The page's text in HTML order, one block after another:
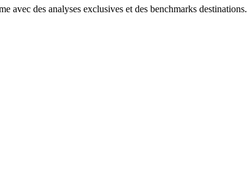
avec des analyses exclusives et des benchmarks destinations.